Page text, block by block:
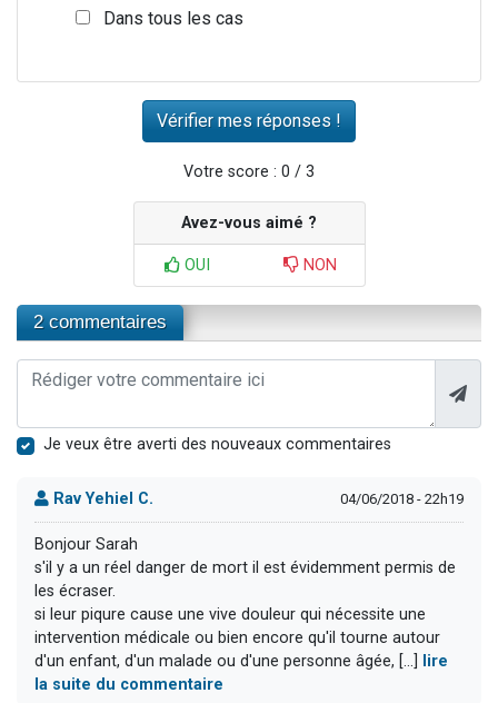
Dans tous les cas
Votre score : 0 / 3
Avez-vous aimé ?
OUI NON
2 commentaires
Je veux être averti des nouveaux commentaires
Rav Yehiel C. 04/06/2018 - 22h19
Bonjour Sarah
s'il y a un réel danger de mort il est évidemment permis de
les écraser.
si leur piqure cause une vive douleur qui nécessite une
intervention médicale ou bien encore qu'il tourne autour
d'un enfant, d'un malade ou d'une personne âgée, [...]
lire
la suite du commentaire